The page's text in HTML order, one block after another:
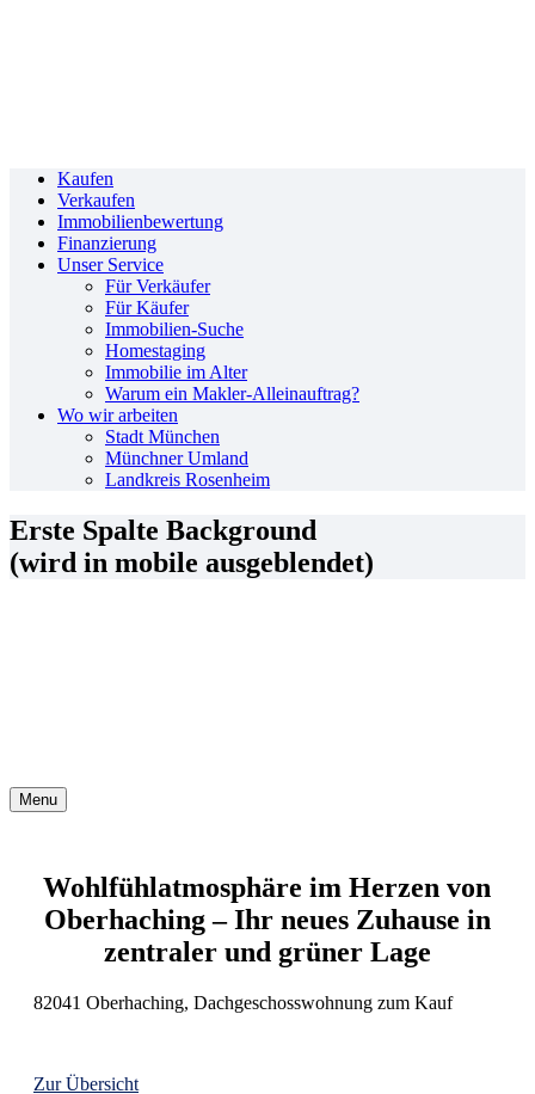
Kaufen
Verkaufen
Immobilienbewertung
Finanzierung
Unser Service
Für Verkäufer
Für Käufer
Immobilien-Suche
Homestaging
Immobilie im Alter
Warum ein Makler-Alleinauftrag?
Wo wir arbeiten
Stadt München
Münchner Umland
Landkreis Rosenheim
Erste Spalte Background
(wird in mobile ausgeblendet)
Menu
Wohlfühlatmosphäre im Herzen von
Oberhaching – Ihr neues Zuhause in
zentraler und grüner Lage
82041 Oberhaching, Dachgeschosswohnung zum Kauf
Zur Übersicht